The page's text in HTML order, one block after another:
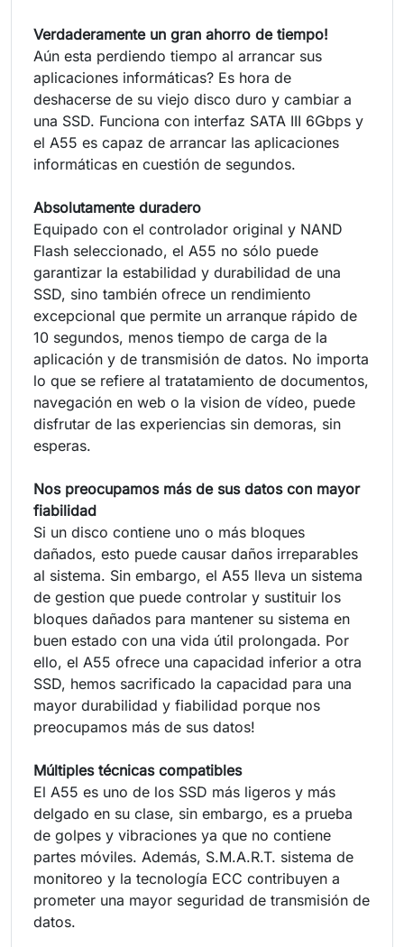
Verdaderamente un gran ahorro de tiempo!
Aún esta perdiendo tiempo al arrancar sus
aplicaciones informáticas? Es hora de
deshacerse de su viejo disco duro y cambiar a
una SSD. Funciona con interfaz SATA III 6Gbps y
el A55 es capaz de arrancar las aplicaciones
informáticas en cuestión de segundos.
Absolutamente duradero
Equipado con el controlador original y NAND
Flash seleccionado, el A55 no sólo puede
garantizar la estabilidad y durabilidad de una
SSD, sino también ofrece un rendimiento
excepcional que permite un arranque rápido de
10 segundos, menos tiempo de carga de la
aplicación y de transmisión de datos. No importa
lo que se refiere al tratatamiento de documentos,
navegación en web o la vision de vídeo, puede
disfrutar de las experiencias sin demoras, sin
esperas.
Nos preocupamos más de sus datos con mayor
fiabilidad
Si un disco contiene uno o más bloques
dañados, esto puede causar daños irreparables
al sistema. Sin embargo, el A55 lleva un sistema
de gestion que puede controlar y sustituir los
bloques dañados para mantener su sistema en
buen estado con una vida útil prolongada. Por
ello, el A55 ofrece una capacidad inferior a otra
SSD, hemos sacrificado la capacidad para una
mayor durabilidad y fiabilidad porque nos
preocupamos más de sus datos!
Múltiples técnicas compatibles
El A55 es uno de los SSD más ligeros y más
delgado en su clase, sin embargo, es a prueba
de golpes y vibraciones ya que no contiene
partes móviles. Además, S.M.A.R.T. sistema de
monitoreo y la tecnología ECC contribuyen a
prometer una mayor seguridad de transmisión de
datos.